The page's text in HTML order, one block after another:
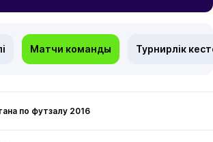
Матчи команды Турнирлік
по футзалу 2016